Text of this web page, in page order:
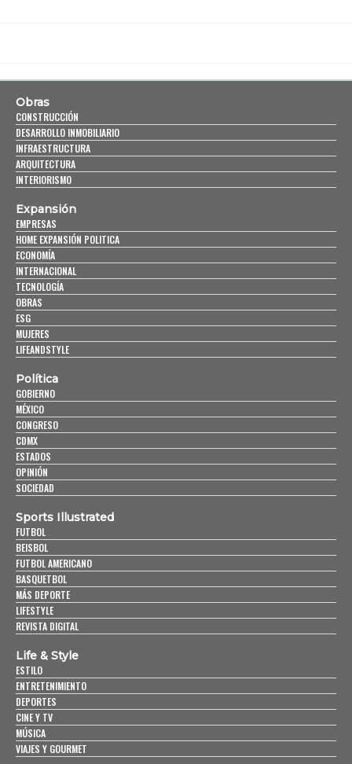
Obras
CONSTRUCCIÓN
DESARROLLO INMOBILIARIO
INFRAESTRUCTURA
ARQUITECTURA
INTERIORISMO
Expansión
EMPRESAS
HOME EXPANSIÓN POLITICA
ECONOMÍA
INTERNACIONAL
TECNOLOGÍA
OBRAS
ESG
MUJERES
LIFEANDSTYLE
Política
GOBIERNO
MÉXICO
CONGRESO
CDMX
ESTADOS
OPINIÓN
SOCIEDAD
Sports Illustrated
FUTBOL
BEISBOL
FUTBOL AMERICANO
BASQUETBOL
MÁS DEPORTE
LIFESTYLE
REVISTA DIGITAL
Life & Style
ESTILO
ENTRETENIMIENTO
DEPORTES
CINE Y TV
MÚSICA
VIAJES Y GOURMET